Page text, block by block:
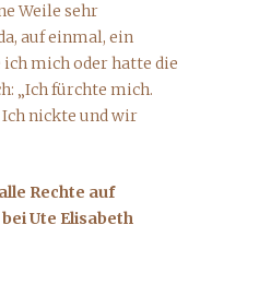
Weile sehr
auf einmal, ein
ich mich oder hatte die
„Ich fürchte mich.
Ich nickte und wir
Rechte auf
Ute Elisabeth